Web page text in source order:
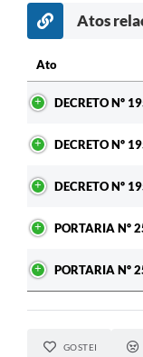
Atos
Ato
DECRETO Nº
DECRETO Nº
DECRETO Nº
PORTARIA Nº
PORTARIA Nº
GOSTEI